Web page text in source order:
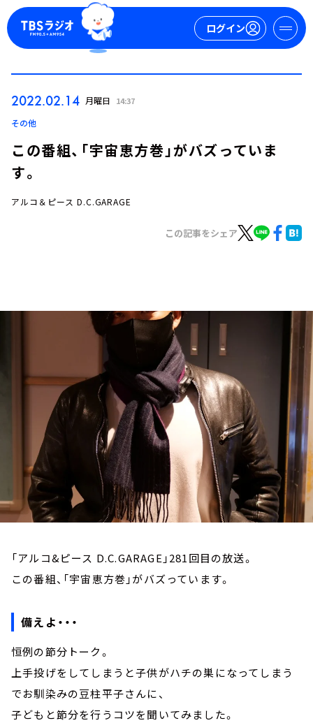
ログイン
お知らせ
イベント・グッズ
2022.02.14 月曜日 14:37
その他
この番組、「宇宙恵方巻」がバズっていま
す。
アルコ＆ピース D.C.GARAGE
この記事をシェア
「アルコ&ピース D.C.GARAGE」281回目の放送。
この番組、「宇宙恵方巻」がバズっています。
備えよ・・・
恒例の節分トーク。
上手投げをしてしまうと子供がハチの巣になってしまう
でお馴染みの豆柱平子さんに、
子どもと節分を行うコツを聞いてみました。